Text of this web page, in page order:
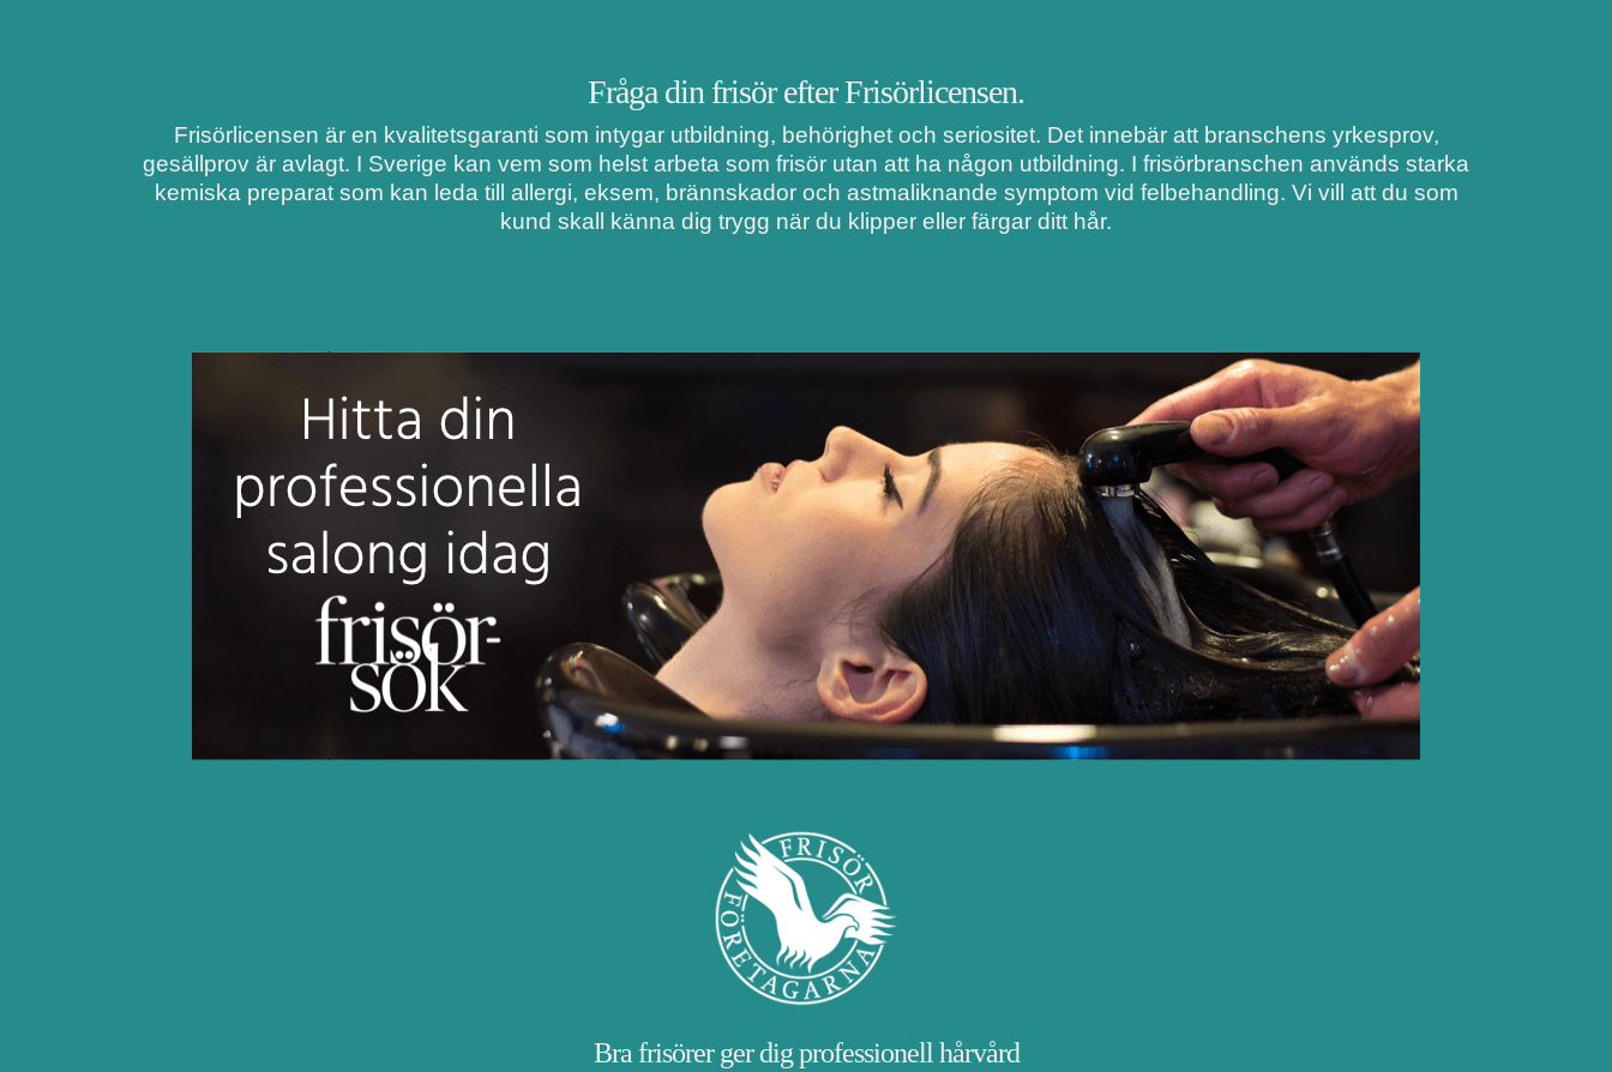
Fråga din frisör efter Frisörlicensen.
Frisörlicensen är en kvalitetsgaranti som intygar utbildning, behörighet och seriositet. Det innebär att branschens yrkesprov,
gesällprov är avlagt. I Sverige kan vem som helst arbeta som frisör utan att ha någon utbildning. I frisörbranschen används starka
kemiska preparat som kan leda till allergi, eksem, brännskador och astmaliknande symptom vid felbehandling. Vi vill att du som
kund skall känna dig trygg när du klipper eller färgar ditt hår.
Bra frisörer ger dig professionell hårvård